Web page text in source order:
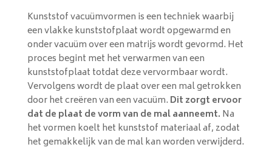
Kunststof vacuümvormen is een techniek waarbij
een vlakke kunststofplaat wordt opgewarmd en
onder vacuüm over een matrijs wordt gevormd. Het
proces begint met het verwarmen van een
kunststofplaat totdat deze vervormbaar wordt.
Vervolgens wordt de plaat over een mal getrokken
door het creëren van een vacuüm. Dit zorgt ervoor
dat de plaat de vorm van de mal aanneemt. Na
het vormen koelt het kunststof materiaal af, zodat
het gemakkelijk van de mal kan worden verwijderd.